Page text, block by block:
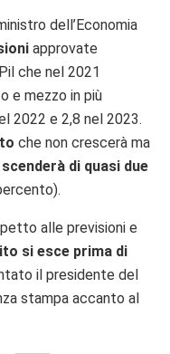
dell’Economia
approvate
che nel 2021
e mezzo in più
2022 e 2,8 nel 2023.
che non crescerà ma
scenderà di quasi due
alle previsioni e
si esce prima di
il presidente del
stampa accanto al